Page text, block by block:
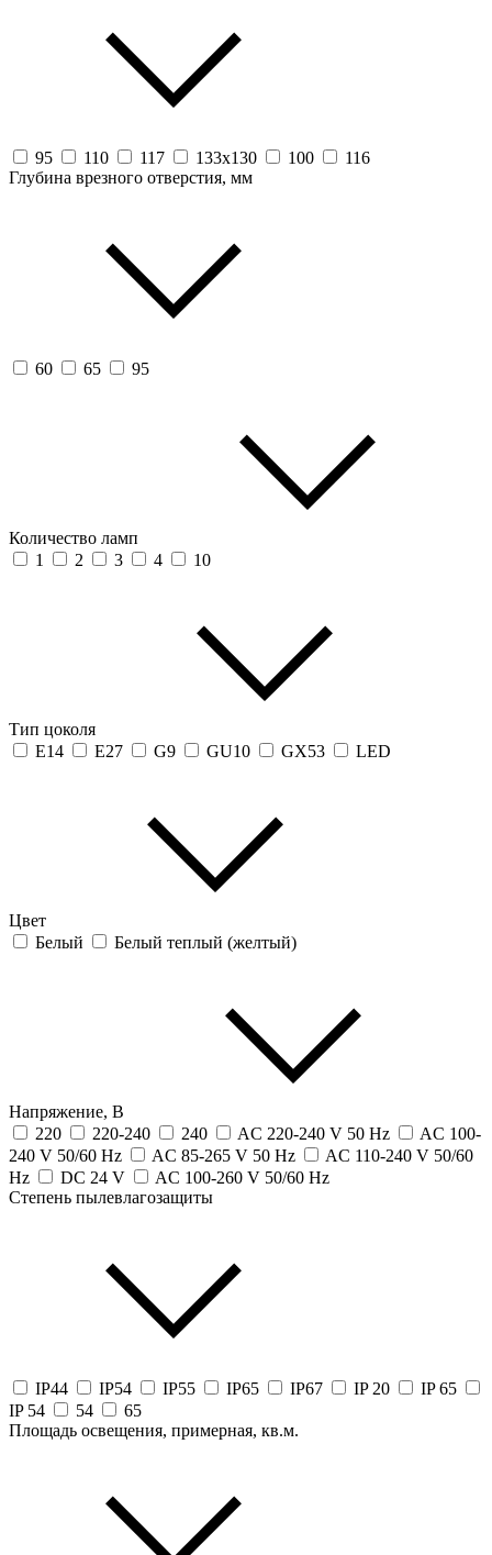
95 110 117 133x130 100
116
Глубина врезного отверстия, мм
60 65 95
Количество ламп
1
2 3 4 10
Тип цоколя
E14
E27 G9 GU10 GX53 LED
Цвет
Белый
Белый теплый (желтый)
Напряжение, В
220
220-240 240 AC 220-240 V 50 Hz
AC 100-
240 V 50/60 Hz
AC 85-265 V 50 Hz
AC 110-240 V 50/60
Hz
DC 24 V
AC 100-260 V 50/60 Hz
Степень пылевлагозащиты
IP44 IP54 IP55 IP65 IP67 IP 20
IP 65
IP 54
54
65
Площадь освещения, примерная, кв.м.